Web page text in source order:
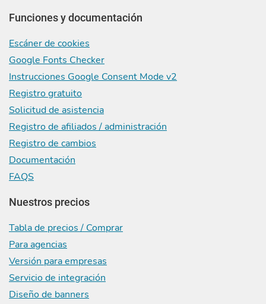
Funciones y documentación
Escáner de cookies
Google Fonts Checker
Instrucciones Google Consent Mode v2
Registro gratuito
Solicitud de asistencia
Registro de afiliados / administración
Registro de cambios
Documentación
FAQS
Nuestros precios
Tabla de precios / Comprar
Para agencias
Versión para empresas
Servicio de integración
Diseño de banners